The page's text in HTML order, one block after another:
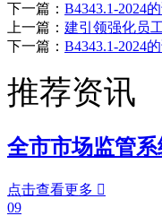
下一篇： B4343.1-2024
上一篇： 建引领强化员
下一篇： B4343.1-2024
推荐资讯
全市市场监管
点击查看更多 
09